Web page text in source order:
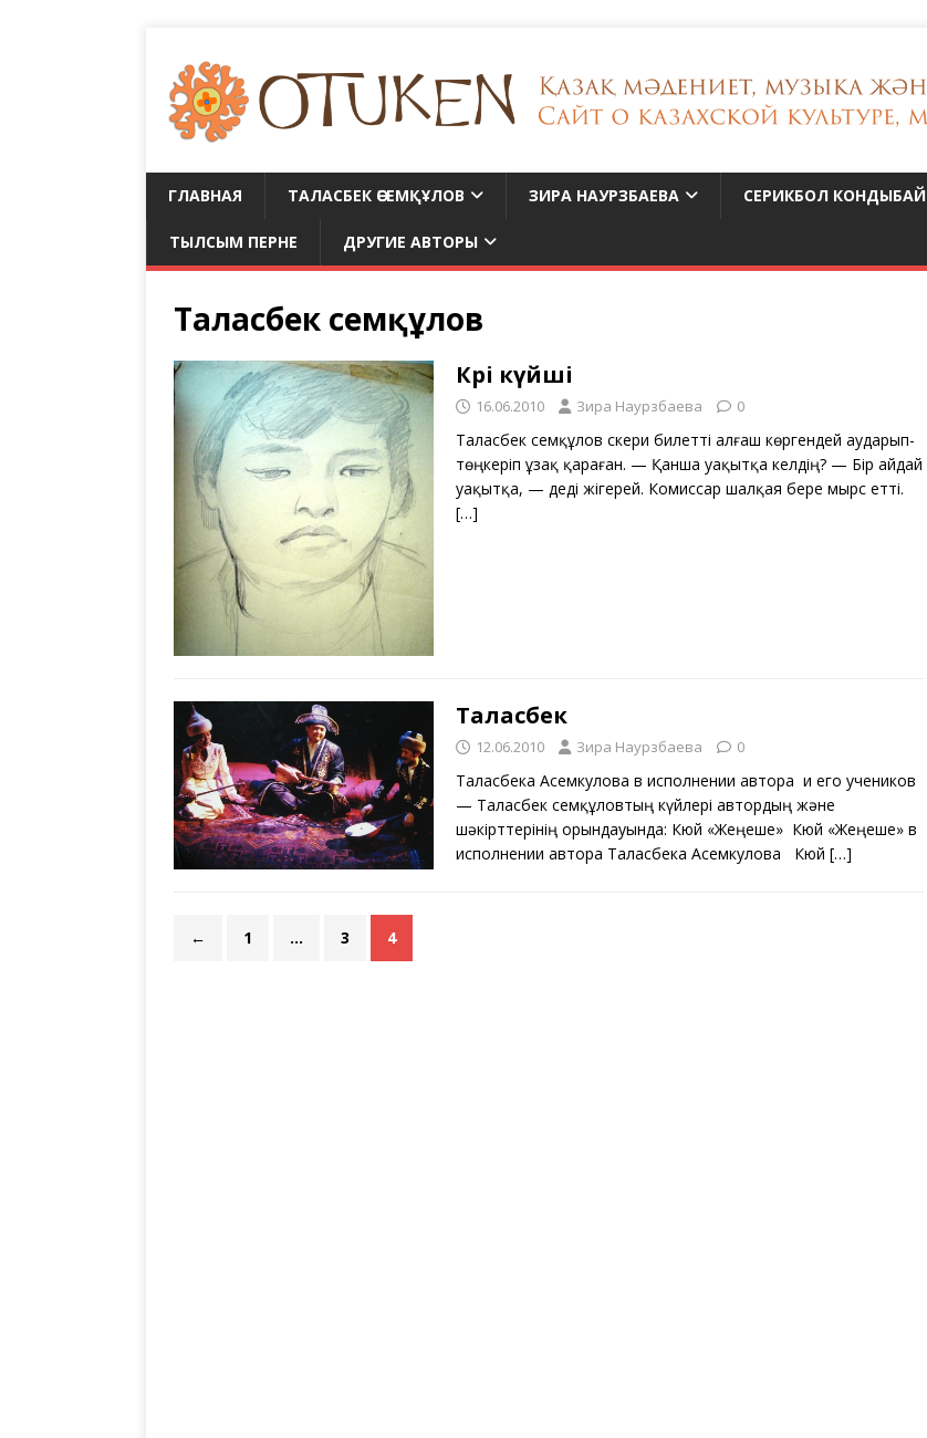
ГЛАВНАЯ ТАЛАСБЕК ӘСЕМҚҰЛОВ ЗИРА НАУРЗБАЕВА СЕРИКБОЛ КОНДЫБАЙ
ТЫЛСЫМ ПЕРНЕ ДРУГИЕ АВТОРЫ
Таласбек Әсемқұлов
Кәрі күйші
16.06.2010 Зира Наурзбаева 0
Таласбек Әсемқұлов Әскери билеттi алғаш көргендей аударып-
төңкерiп ұзақ қараған. — Қанша уақытқа келдiң? — Бiр айдай
уақытқа, — дедi Әжiгерей. Комиссар шалқая бере мырс еттi.
[…]
Таласбек
12.06.2010 Зира Наурзбаева 0
Таласбека Асемкулова в исполнении автора и его учеников
— Таласбек Әсемқұловтың күйлері автордың және
шәкірттерінің орындауында: Кюй «Жеңеше» Кюй «Жеңеше» в
исполнении автора Таласбека Асемкулова Кюй […]
← 1 … 3 4